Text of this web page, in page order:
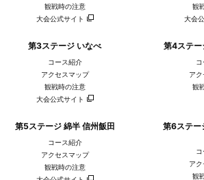
観戦時の注意
大会公式サイト
観
大会
第3ステージ いなべ
コース紹介
アクセスマップ
観戦時の注意
大会公式サイト
第4ステ
ア
観
第5ステージ 綿半 信州飯田
コース紹介
アクセスマップ
観戦時の注意
第6ステー
ア
観